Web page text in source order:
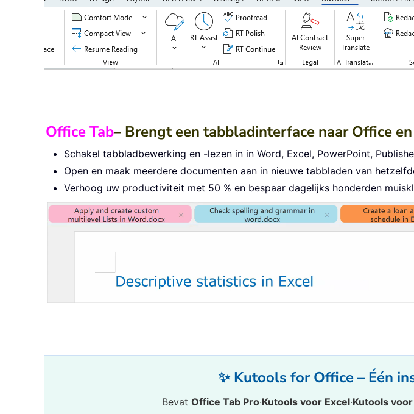
Office Tab– Brengt een tabbladinterface naar Office
Schakel tabbladbewerking en -lezen in in Word, Excel, PowerPoint,
Open en maak meerdere documenten aan in nieuwe tabbladen van
Verhoog uw productiviteit met 50 % en bespaar dagelijks honderden
✨ Kutools for Office – Één
Bevat Office Tab Pro·Kutools voor Excel·Kutools